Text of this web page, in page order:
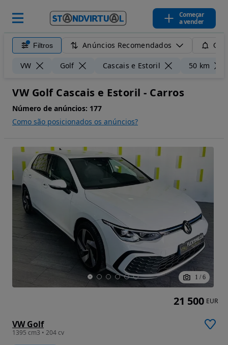
Começar
a vender
Filtros Anúncios Recomendados
VW Golf Cascais e Estoril 50 km
VW Golf Cascais e Estoril - Carros
Número de anúncios: 177
Como são posicionados os anúncios?
1 / 6
VW Golf
1395 cm3 • 204 cv
21 500 EUR